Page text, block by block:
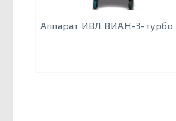
Аппарат ИВЛ ВИАН-3-турбо